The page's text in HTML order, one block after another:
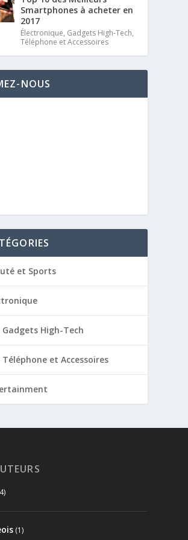
Smartphones à acheter en
2017
Électronique, Gadgets High-Tech,
Téléphone et Accessoires
NOUS
et Sports
Gadgets High-Tech
Téléphone et Accessoires
(1)